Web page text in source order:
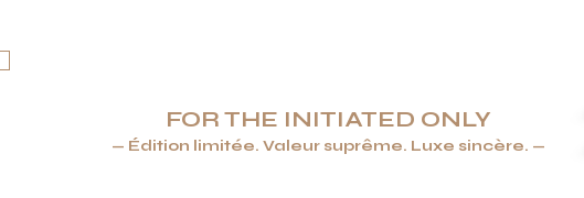
FOR THE INITIATED ONLY
— Édition limitée. Valeur suprême. Luxe sincère. —